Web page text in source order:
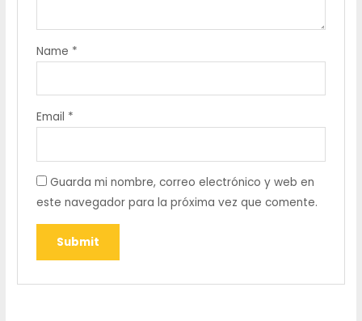
Name *
Email *
Guarda mi nombre, correo electrónico y web en
este navegador para la próxima vez que comente.